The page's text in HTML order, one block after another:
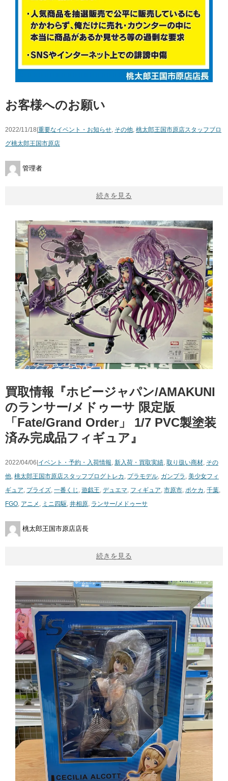
お客様へのお願い
2022/11/18| 重要なイベント・お知らせ, その他, 桃太郎王国市原店スタッフブロ
グ桃太郎王国市原店
管理者
続きを見る
買取情報『ホビージャパン/AMAKUNI
のランサー/メドゥーサ ​限定版 ​
「Fate/Grand ​Order」 ​1/7 ​PVC製塗装
済み完成品フィギュア』
2022/04/06| イベント・予約・入荷情報, 新入荷・買取実績, 取り扱い商材, その
他, 桃太郎王国市原店スタッフブログ トレカ , プラモデル, ガンプラ , 美少女フィ
ギュア, プライズ, 一番くじ , 遊戯王, デュエマ, フィギュア, 市原市, ポケカ , 千葉,
FGO, アニメ , ミニ四駆, 井相原, ランサー/メドゥーサ
桃太郎王国市原店店長
続きを見る